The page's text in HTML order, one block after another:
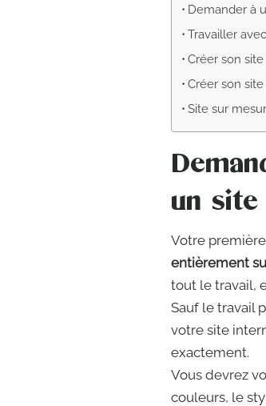
Demander à
Travailler
Créer son
Créer son
Site sur
un
Votre
entièrement
tout le travail,
Sauf le travail
votre site
exactement.
Vous devrez
couleurs, le